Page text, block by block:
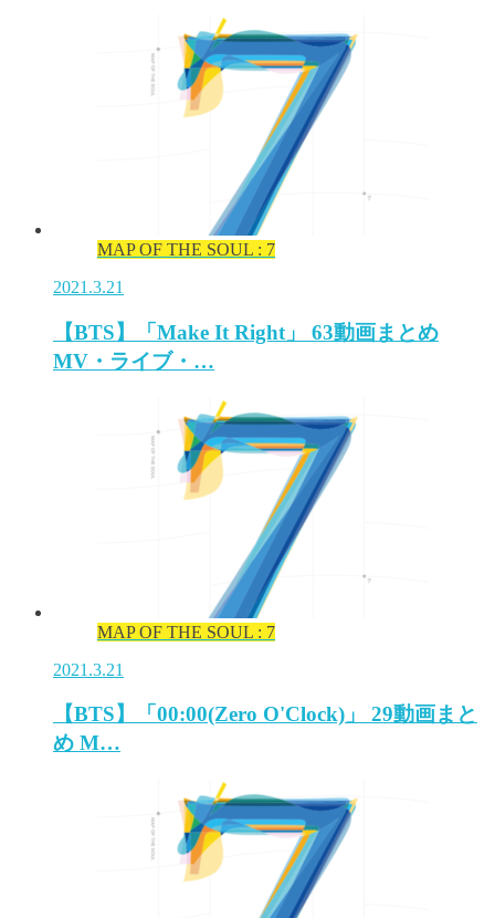
MAP OF THE SOUL : 7
2021.3.21
【BTS】「Make It Right」 63動画まとめ
MV・ライブ・…
MAP OF THE SOUL : 7
2021.3.21
【BTS】「00:00(Zero O'Clock)」 29動画まと
め M…